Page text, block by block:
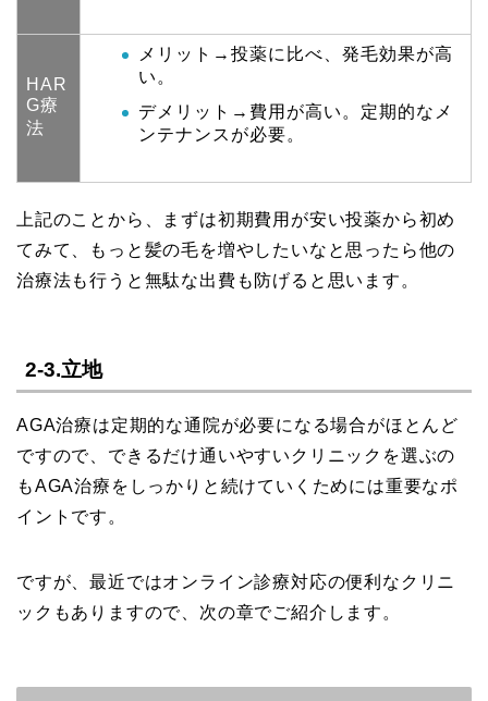
HAR
G療
法
メリット→投薬に比べ、発毛効果が高
い。
デメリット→費用が高い。定期的なメ
ンテナンスが必要。
上記のことから、まずは初期費用が安い投薬から初め
てみて、もっと髪の毛を増やしたいなと思ったら他の
治療法も行うと無駄な出費も防げると思います。
2-3.立地
AGA治療は定期的な通院が必要になる場合がほとんど
ですので、できるだけ通いやすいクリニックを選ぶの
もAGA治療をしっかりと続けていくためには重要なポ
イントです。
ですが、最近ではオンライン診療対応の便利なクリニ
ックもありますので、次の章でご紹介します。